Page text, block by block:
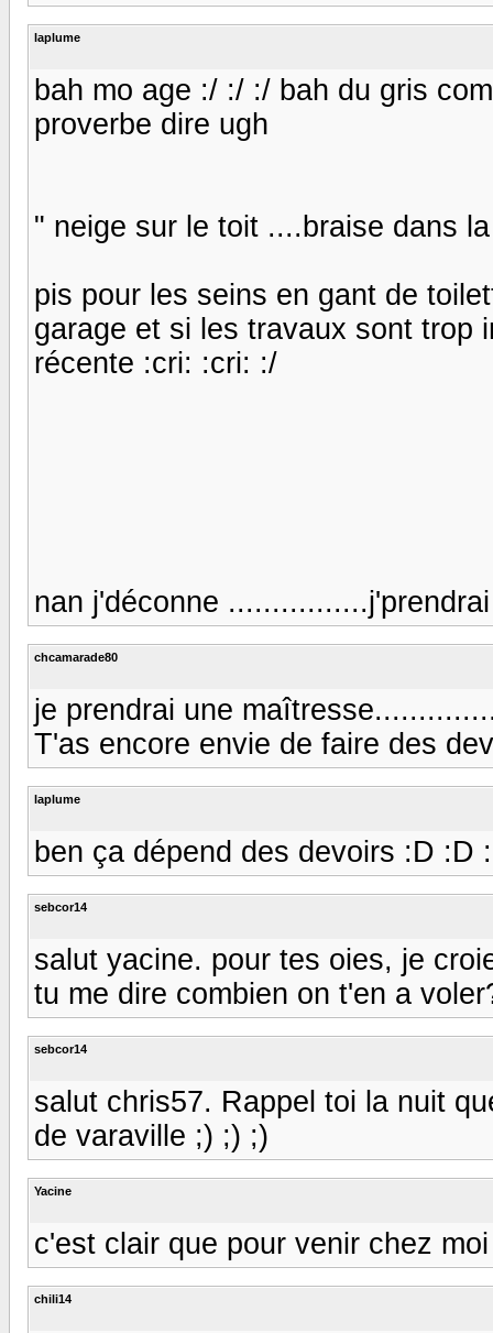
laplume
bah mo age :/ :/ :/ bah du gris
proverbe dire ugh
" neige sur le toit ....braise dans
pis pour les seins en gant de
garage et si les travaux sont trop
récente :cri: :cri: :/
nan j'déconne
chcamarade80
je prendrai une
T'as encore envie de faire des
laplume
ben ça dépend des devoirs :D
sebcor14
salut yacine. pour tes oies, je
tu me dire combien on t'en a
sebcor14
salut chris57. Rappel toi la nuit
de varaville ;) ;) ;)
Yacine
c'est clair que pour venir chez
chili14